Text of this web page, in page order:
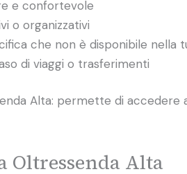
e confortevole
o organizzativi
che non è disponibile nella
di viaggi o trasferimenti
Alta: permette di
Oltressenda Alta